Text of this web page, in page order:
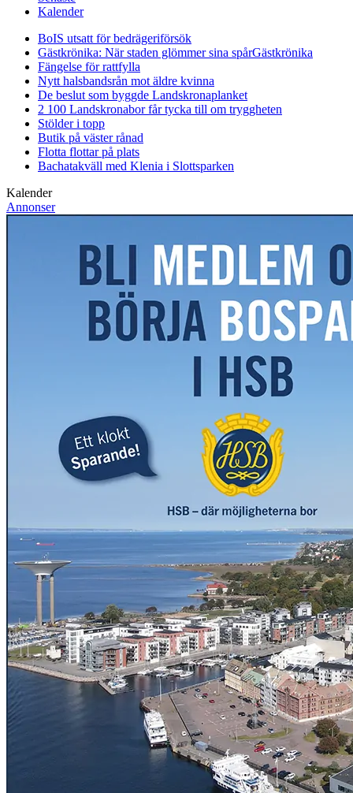
Kalender
BoIS utsatt för bedrägeriförsök
Gästkrönika: När staden glömmer sina spårGästkrönika
Fängelse för rattfylla
Nytt halsbandsrån mot äldre kvinna
De beslut som byggde Landskronaplanket
2 100 Landskronabor får tycka till om tryggheten
Stölder i topp
Butik på väster rånad
Flotta flottar på plats
Bachatakväll med Klenia i Slottsparken
Kalender
Annonser